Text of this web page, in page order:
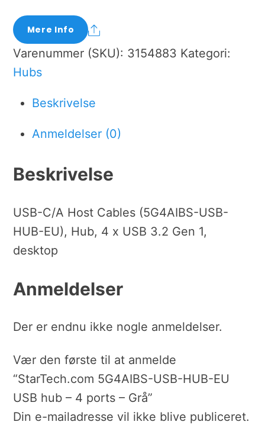
Mere Info
Share
Varenummer (SKU): 3154883 Kategori:
Hubs
Beskrivelse
Anmeldelser (0)
Beskrivelse
USB-C/A Host Cables (5G4AIBS-USB-
HUB-EU), Hub, 4 x USB 3.2 Gen 1,
desktop
Anmeldelser
Der er endnu ikke nogle anmeldelser.
Vær den første til at anmelde
“StarTech.com 5G4AIBS-USB-HUB-EU
USB hub – 4 ports – Grå”
Din e-mailadresse vil ikke blive publiceret.